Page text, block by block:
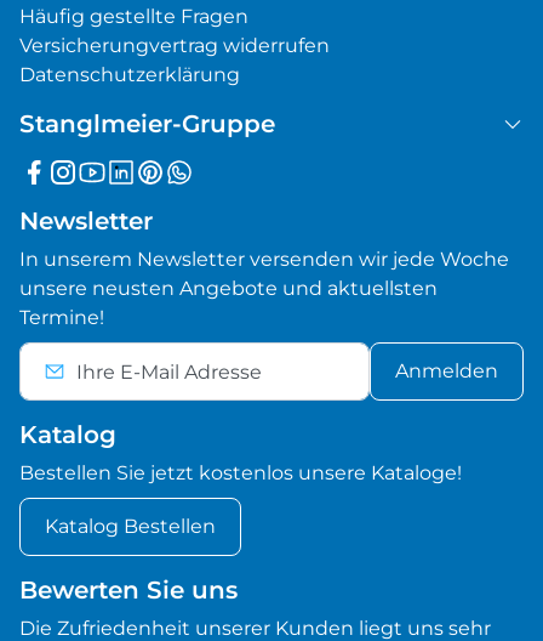
Häufig gestellte Fragen
Versicherungvertrag widerrufen
Datenschutzerklärung
Stanglmeier-Gruppe
Newsletter
In unserem Newsletter versenden wir jede Woche
unsere neusten Angebote und aktuellsten
Termine!
Anmelden
Katalog
Bestellen Sie jetzt kostenlos unsere Kataloge!
Katalog Bestellen
Bewerten Sie uns
Die Zufriedenheit unserer Kunden liegt uns sehr